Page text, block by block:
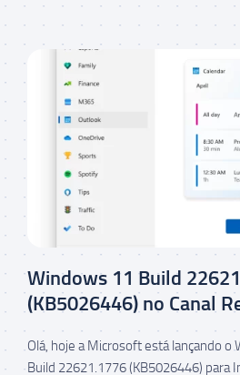
Windows 11 Build
(KB5026446) no Canal
Olá, hoje a Microsoft está lançando o
Build 22621.1776 (KB5026446) para